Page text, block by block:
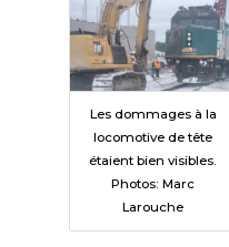
Les dommages à la
locomotive de tête
étaient bien visibles.
Photos: Marc
Larouche